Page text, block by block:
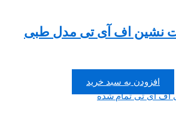
نشین اف آی تی مدل طبی
افزودن به سبد خرید
تمام شده